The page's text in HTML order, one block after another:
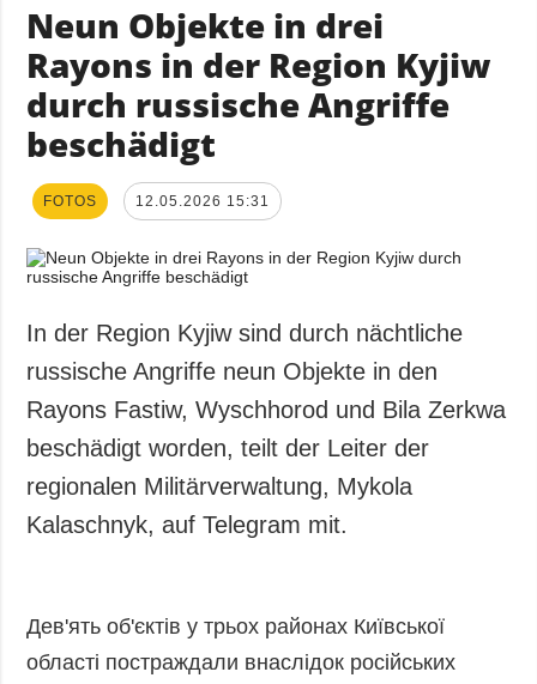
Neun Objekte in drei
Rayons in der Region Kyjiw
durch russische Angriffe
beschädigt
FOTOS 12.05.2026 15:31
In der Region Kyjiw sind durch nächtliche
russische Angriffe neun Objekte in den
Rayons Fastiw, Wyschhorod und Bila Zerkwa
beschädigt worden, teilt der Leiter der
regionalen Militärverwaltung, Mykola
Kalaschnyk, auf Telegram mit.
Дев'ять об'єктів у трьох районах Київської
області постраждали внаслідок російських